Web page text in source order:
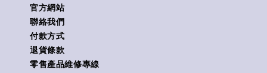
官方網站
聯絡我們
付款方式
退貨條款
零售產品維修專線